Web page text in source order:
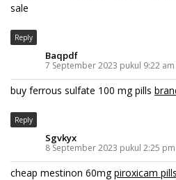
sale
Reply
Baqpdf
7 September 2023 pukul 9:22 am
buy ferrous sulfate 100 mg pills
Reply
Sgvkyx
8 September 2023 pukul 2:25 pm
cheap mestinon 60mgpiroxicam pills